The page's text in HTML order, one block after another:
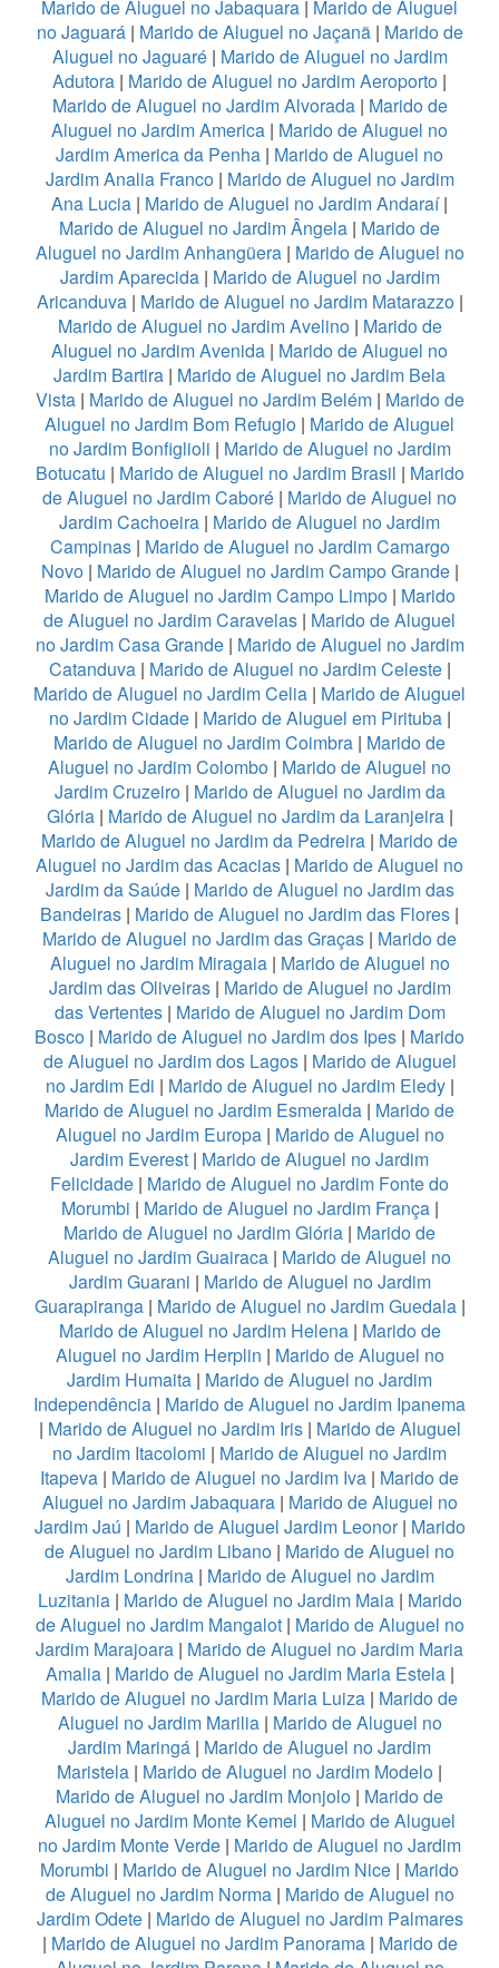
Marido de Aluguel no Jabaquara | Marido de Aluguel
no Jaguará| Marido de Aluguel no Jaçanã| Marido de
Aluguel no Jaguaré| Marido de Aluguel no Jardim
Adutora | Marido de Aluguel no Jardim Aeroporto |
Marido de Aluguel no Jardim Alvorada| Marido de
Aluguel no Jardim America | Marido de Aluguel no
Jardim America da Penha | Marido de Aluguel no
Jardim Analia Franco| Marido de Aluguel no Jardim
Ana Lucia | Marido de Aluguel no Jardim Andaraí|
Marido de Aluguel no Jardim Ângela | Marido de
Aluguel no Jardim Anhangüera| Marido de Aluguel no
Jardim Aparecida| Marido de Aluguel no Jardim
Aricanduva| Marido de Aluguel no Jardim Matarazzo|
Marido de Aluguel no Jardim Avelino| Marido de
Aluguel no Jardim Avenida | Marido de Aluguel no
Jardim Bartira | Marido de Aluguel no Jardim Bela
Vista| Marido de Aluguel no Jardim Belém| Marido de
Aluguel no Jardim Bom Refugio | Marido de Aluguel
no Jardim Bonfiglioli | Marido de Aluguel no Jardim
Botucatu | Marido de Aluguel no Jardim Brasil | Marido
de Aluguel no Jardim Caboré | Marido de Aluguel no
Jardim Cachoeira | Marido de Aluguel no Jardim
Campinas| Marido de Aluguel no Jardim Camargo
Novo| Marido de Aluguel no Jardim Campo Grande|
Marido de Aluguel no Jardim Campo Limpo| Marido
de Aluguel no Jardim Caravelas | Marido de Aluguel
no Jardim Casa Grande| Marido de Aluguel no Jardim
Catanduva| Marido de Aluguel no Jardim Celeste|
Marido de Aluguel no Jardim Celia | Marido de Aluguel
no Jardim Cidade| Marido de Aluguel em Pirituba|
Marido de Aluguel no Jardim Coimbra | Marido de
Aluguel no Jardim Colombo | Marido de Aluguel no
Jardim Cruzeiro| Marido de Aluguel no Jardim da
Glória| Marido de Aluguel no Jardim da Laranjeira|
Marido de Aluguel no Jardim da Pedreira | Marido de
Aluguel no Jardim das Acacias | Marido de Aluguel no
Jardim da Saúde| Marido de Aluguel no Jardim das
Bandeiras | Marido de Aluguel no Jardim das Flores |
Marido de Aluguel no Jardim das Graças | Marido de
Aluguel no Jardim Miragaia| Marido de Aluguel no
Jardim das Oliveiras| Marido de Aluguel no Jardim
das Vertentes| Marido de Aluguel no Jardim Dom
Bosco | Marido de Aluguel no Jardim dos Ipes | Marido
de Aluguel no Jardim dos Lagos| Marido de Aluguel
no Jardim Edi | Marido de Aluguel no Jardim Eledy|
Marido de Aluguel no Jardim Esmeralda | Marido de
Aluguel no Jardim Europa| Marido de Aluguel no
Jardim Everest | Marido de Aluguel no Jardim
Felicidade | Marido de Aluguel no Jardim Fonte do
Morumbi | Marido de Aluguel no Jardim França|
Marido de Aluguel no Jardim Glória | Marido de
Aluguel no Jardim Guairaca | Marido de Aluguel no
Jardim Guarani | Marido de Aluguel no Jardim
Guarapiranga| Marido de Aluguel no Jardim Guedala|
Marido de Aluguel no Jardim Helena| Marido de
Aluguel no Jardim Herplin | Marido de Aluguel no
Jardim Humaita | Marido de Aluguel no Jardim
Independência | Marido de Aluguel no Jardim Ipanema
| Marido de Aluguel no Jardim Iris| Marido de Aluguel
no Jardim Itacolomi | Marido de Aluguel no Jardim
Itapeva | Marido de Aluguel no Jardim Iva | Marido de
Aluguel no Jardim Jabaquara| Marido de Aluguel no
Jardim Jaú | Marido de Aluguel Jardim Leonor| Marido
de Aluguel no Jardim Libano | Marido de Aluguel no
Jardim Londrina| Marido de Aluguel no Jardim
Luzitania| Marido de Aluguel no Jardim Maia| Marido
de Aluguel no Jardim Mangalot| Marido de Aluguel no
Jardim Marajoara | Marido de Aluguel no Jardim Maria
Amalia| Marido de Aluguel no Jardim Maria Estela|
Marido de Aluguel no Jardim Maria Luiza | Marido de
Aluguel no Jardim Marilia| Marido de Aluguel no
Jardim Maringá | Marido de Aluguel no Jardim
Maristela | Marido de Aluguel no Jardim Modelo |
Marido de Aluguel no Jardim Monjolo | Marido de
Aluguel no Jardim Monte Kemel | Marido de Aluguel
no Jardim Monte Verde | Marido de Aluguel no Jardim
Morumbi | Marido de Aluguel no Jardim Nice | Marido
de Aluguel no Jardim Norma| Marido de Aluguel no
Jardim Odete| Marido de Aluguel no Jardim Palmares
| Marido de Aluguel no Jardim Panorama| Marido de